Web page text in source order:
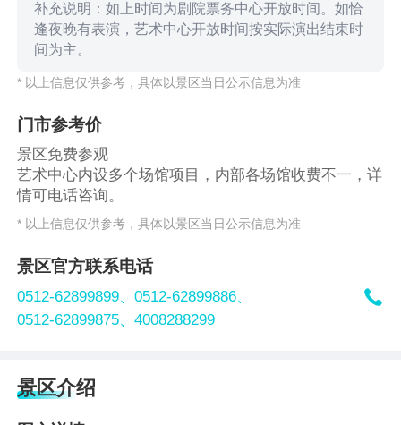
补充说明：如上时间为剧院票务中心开放时间。如恰
逢夜晚有表演，艺术中心开放时间按实际演出结束时
间为主。
* 以上信息仅供参考，具体以景区当日公示信息为准
门市参考价
景区免费参观
艺术中心内设多个场馆项目，内部各场馆收费不一，详
情可电话咨询。
* 以上信息仅供参考，具体以景区当日公示信息为准
景区官方联系电话
0512-62899899、0512-62899886、
0512-62899875、4008288299

景区介绍